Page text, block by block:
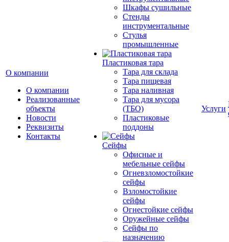
О компании
О компании
Реализованные
объекты
Новости
Реквизиты
Контакты
Шкафы сушильные
Стенды
инструментальные
Cтулья
промышленные
Пластиковая тара
Тара для склада
Тара пищевая
Тара наливная
Тара для мусора
(ТБО)
Пластиковые
поддоны
Сейфы
Офисные и
мебельные сейфы
Огневзломостойкие
сейфы
Взломостойкие
сейфы
Огнестойкие сейфы
Оружейные сейфы
Сейфы по
назначению
Услуги